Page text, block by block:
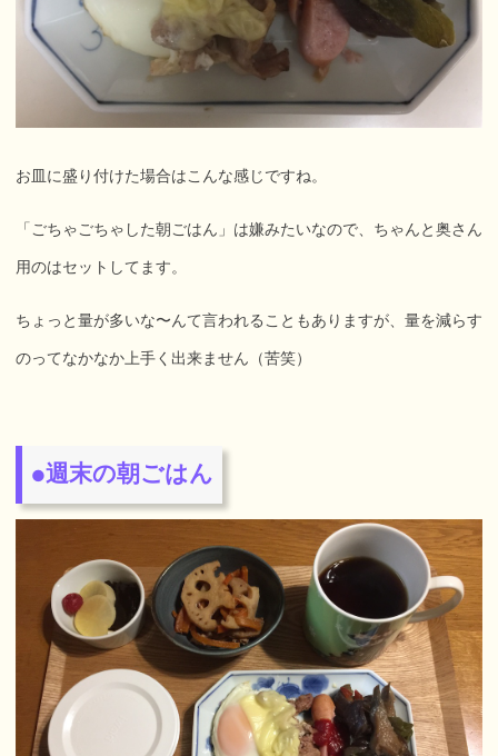
お皿に盛り付けた場合はこんな感じですね。
「ごちゃごちゃした朝ごはん」は嫌みたいなので、ちゃんと奥さん
用のはセットしてます。
ちょっと量が多いな〜んて言われることもありますが、量を減らす
のってなかなか上手く出来ません（苦笑）
●週末の朝ごはん